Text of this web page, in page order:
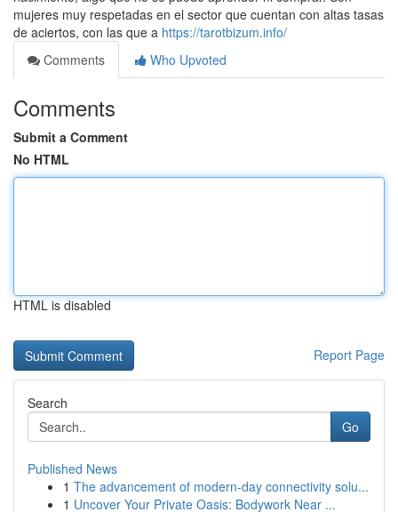
mujeres muy respetadas en el sector que cuentan con altas tasas
de aciertos, con las que a https://tarotbizum.info/
Comments
Who Upvoted
Comments
Submit a Comment
No HTML
HTML is disabled
Report Page
Search
Go
Published News
1 The advancement of modern-day connectivity solu...
1 Uncover Your Private Oasis: Bodywork Near ...